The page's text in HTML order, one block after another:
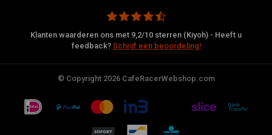
Klanten waarderen ons met 9,2/10 sterren (Kiyoh) - Heeft u
feedback? Schrijf een beoordeling!
© Copyright 2026 CafeRacerWebshop.com